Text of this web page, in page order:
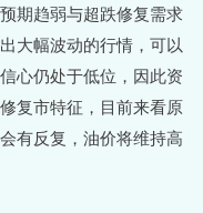
期趋弱与超跌修复需求
大幅波动的行情，可以
心仍处于低位，因此资
复市特征，目前来看原
有反复，油价将维持高